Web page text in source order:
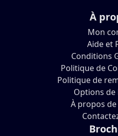
À
Mon
Aide et
Conditions
Politique de
Politique de
Options de
À propos de